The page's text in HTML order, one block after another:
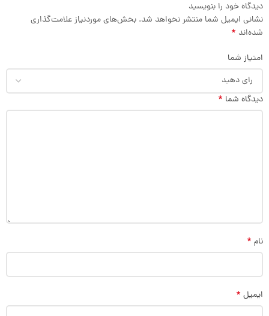
دیدگاه خود را بنویسید
نشانی ایمیل شما منتشر نخواهد شد. بخش‌های موردنیاز علامت‌گذاری
شده‌اند *
امتیاز شما
دیدگاه شما *
نام *
ایمیل *